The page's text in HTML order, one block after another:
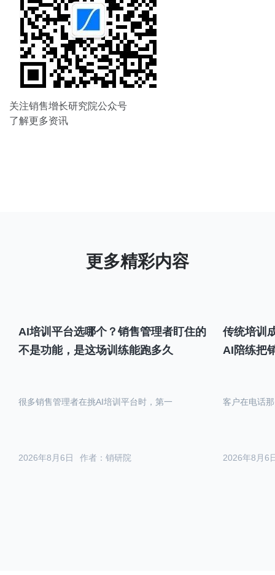
关注销售增长研究院公众号
了解更多资讯
AI培训平台选哪个？销售管理者盯住的
不是功能，是这场训练能跑多久
作者：销研院
2026年8月6日
很多销售管理者在挑AI培训平台时，第一
传统培训
AI陪练把
2026年8月6
客户在电话